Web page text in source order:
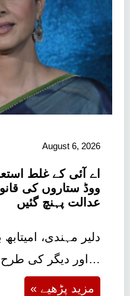
August 6, 2026
اے آئی کے غلط
ووڈ ستاروں کی
عدالت پہنچ گئیں
دلیر مہندی،
اور دیگر کی طرح بالی ووڈ کی معروف…
« مزید پڑھیے